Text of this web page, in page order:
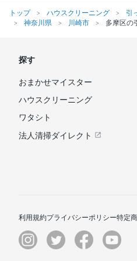
トップ ハウスクリーニング
引
神奈川県
川崎市 多摩区の
探す
おまかせマイスター
ハウスクリーニング
ワタシト
法人清掃ダイレクト
利用規約プライバシーポリシー特定